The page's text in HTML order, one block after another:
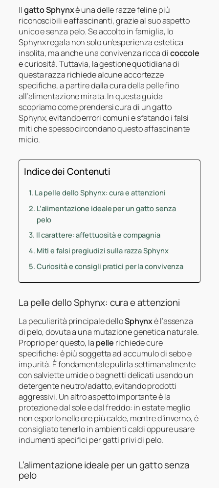
Ilgatto Sphynxè una delle razze feline più
riconoscibili e affascinanti, grazie al suo aspetto
unico e senza pelo. Se accolto in famiglia, lo
Sphynx regala non solo un’esperienza estetica
insolita, ma anche una convivenza ricca dicoccole
e curiosità. Tuttavia, la gestione quotidiana di
questa razza richiede alcune accortezze
specifiche, a partire dalla cura della pelle fino
all’alimentazione mirata. In questa guida
scopriamo come prendersi cura di un gatto
Sphynx, evitando errori comuni e sfatando i falsi
miti che spesso circondano questo affascinante
micio.
Indice dei Contenuti
La pelle dello Sphynx: cura e attenzioni
L’alimentazione ideale per un gatto senza
pelo
Il carattere: affettuosità e compagnia
Miti e falsi pregiudizi sulla razza Sphynx
Curiosità e consigli pratici per la convivenza
La pelle dello Sphynx: cura e attenzioni
La peculiarità principale delloSphynxè l’assenza
di pelo, dovuta a una mutazione genetica naturale.
Proprio per questo, la pelle richiede cure
specifiche: è più soggetta ad accumulo di sebo e
impurità. È fondamentale pulirla settimanalmente
con salviette umide o bagnetti delicati usando un
detergente neutro/adatto, evitando prodotti
aggressivi. Un altro aspetto importante è la
protezione dal sole e dal freddo: in estate meglio
non esporlo nelle ore più calde, mentre d’inverno, è
consigliato tenerlo in ambienti caldi oppure usare
indumenti specifici per gatti privi di pelo.
L’alimentazione ideale per un gatto senza
pelo